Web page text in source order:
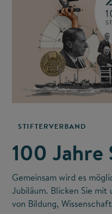
STIFTERVERBAND
100
Gemeinsam wird es
Jubiläum. Blicken Sie
von Bildung,